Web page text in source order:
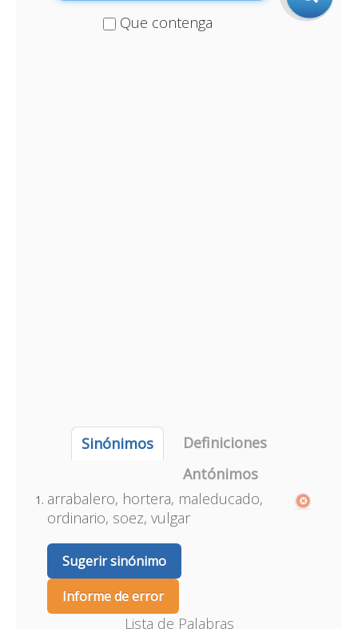
Que contenga
Sinónimos
Definiciones
Antónimos
arrabalero, hortera, maleducado,
ordinario, soez, vulgar
Sugerir sinónimo
Informe de error
Lista de Palabras